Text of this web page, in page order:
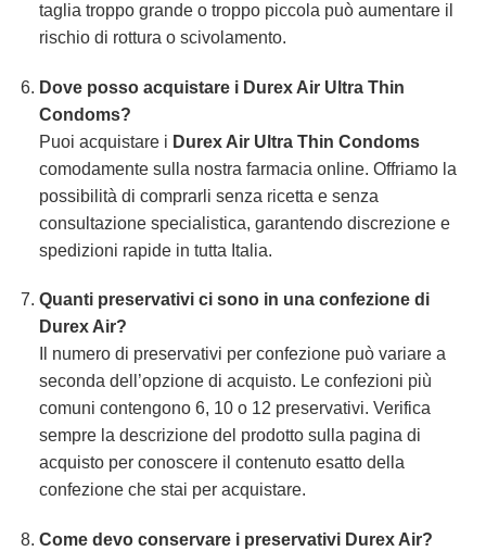
taglia troppo grande o troppo piccola può aumentare il
rischio di rottura o scivolamento.
Dove posso acquistare i Durex Air Ultra Thin
Condoms?
Puoi acquistare i Durex Air Ultra Thin Condoms
comodamente sulla nostra farmacia online. Offriamo la
possibilità di comprarli senza ricetta e senza
consultazione specialistica, garantendo discrezione e
spedizioni rapide in tutta Italia.
Quanti preservativi ci sono in una confezione di
Durex Air?
Il numero di preservativi per confezione può variare a
seconda dell’opzione di acquisto. Le confezioni più
comuni contengono 6, 10 o 12 preservativi. Verifica
sempre la descrizione del prodotto sulla pagina di
acquisto per conoscere il contenuto esatto della
confezione che stai per acquistare.
Come devo conservare i preservativi Durex Air?